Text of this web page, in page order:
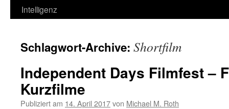
Intelligenz
Schlagwort-Archive: Shortfilm
Independent Days Filmfest –
Kurzfilme
Publiziert am 14. April 2017von Michael M. Roth